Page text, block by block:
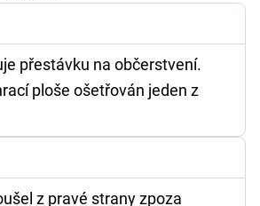
přestávku na občerstvení.
ploše ošetřován jeden z
z pravé strany zpoza